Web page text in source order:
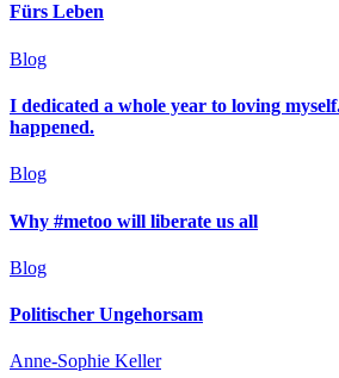
Fürs Leben
Blog
I dedicated a whole year to loving
happened.
Blog
Why #metoo will liberate us all
Blog
Politischer Ungehorsam
Anne-Sophie Keller